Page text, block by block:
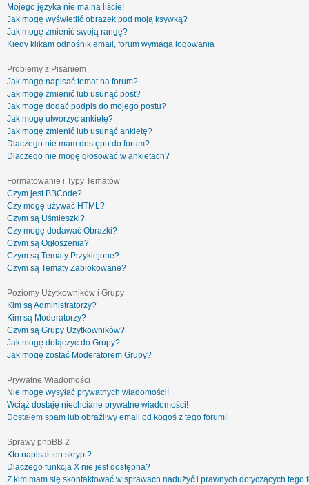
Mojego języka nie ma na liście!
Jak mogę wyświetlić obrazek pod moją ksywką?
Jak mogę zmienić swoją rangę?
Kiedy klikam odnośnik email, forum wymaga logowania
Problemy z Pisaniem
Jak mogę napisać temat na forum?
Jak mogę zmienić lub usunąć post?
Jak mogę dodać podpis do mojego postu?
Jak mogę utworzyć ankietę?
Jak mogę zmienić lub usunąć ankietę?
Dlaczego nie mam dostępu do forum?
Dlaczego nie mogę głosować w ankietach?
Formatowanie i Typy Tematów
Czym jest BBCode?
Czy mogę używać HTML?
Czym są Uśmieszki?
Czy mogę dodawać Obrazki?
Czym są Ogłoszenia?
Czym są Tematy Przyklejone?
Czym są Tematy Zablokowane?
Poziomy Użytkowników i Grupy
Kim są Administratorzy?
Kim są Moderatorzy?
Czym są Grupy Użytkowników?
Jak mogę dołączyć do Grupy?
Jak mogę zostać Moderatorem Grupy?
Prywatne Wiadomości
Nie mogę wysyłać prywatnych wiadomości!
Wciąż dostaję niechciane prywatne wiadomości!
Dostałem spam lub obraźliwy email od kogoś z tego forum!
Sprawy phpBB 2
Kto napisał ten skrypt?
Dlaczego funkcja X nie jest dostępna?
Z kim mam się skontaktować w sprawach nadużyć i prawnych dotyczących tego